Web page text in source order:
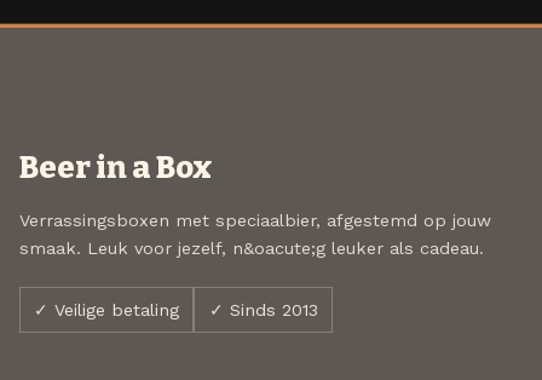
Beer in a Box
Verrassingsboxen met speciaalbier, afgestemd op jouw
smaak. Leuk voor jezelf, n&oacute;g leuker als cadeau.
✓ Veilige betaling ✓ Sinds 2013